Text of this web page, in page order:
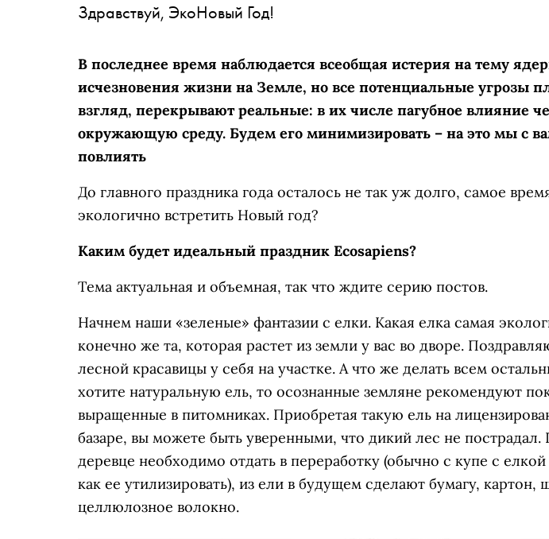
Здравствуй, ЭкоНовый Год!
В последнее время наблюдается всеобщая истерия на тему
исчезновения жизни на Земле, но все потенциальные угрозы
взгляд, перекрывают реальные: в их числе пагубное влияние
окружающую среду. Будем его минимизировать – на это мы с
повлиять
До главного праздника года осталось не так уж долго, самое
экологично встретить Новый год?
Каким будет идеальный праздник Ecosapiens?
Тема актуальная и объемная, так что ждите серию постов.
Начнем наши «зеленые» фантазии с елки. Какая елка самая
конечно же та, которая растет из земли у вас во дворе.
лесной красавицы у себя на участке. А что же делать всем
хотите натуральную ель, то осознанные земляне рекомендуют
выращенные в питомниках. Приобретая такую ель на
базаре, вы можете быть уверенными, что дикий лес не пострадал.
деревце необходимо отдать в переработку (обычно с купе с
как ее утилизировать), из ели в будущем сделают бумагу, картон,
целлюлозное волокно.